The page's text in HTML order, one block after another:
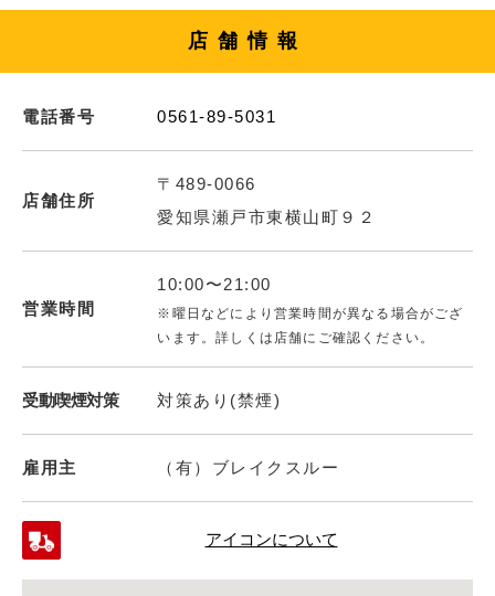
店舗情報
電話番号 0561-89-5031
店舗住所
〒489-0066
愛知県瀬戸市東横山町９２
営業時間
10:00〜21:00
※曜日などにより営業時間が異なる場合がござ
います。詳しくは店舗にご確認ください。
受動喫煙対策 対策あり(禁煙)
雇用主 （有）ブレイクスルー
アイコンについて